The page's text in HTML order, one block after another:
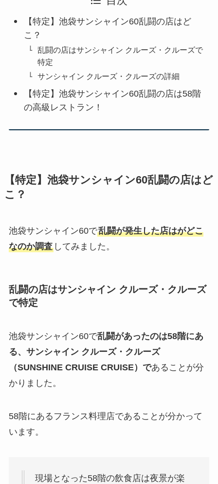
【特定】池袋サンシャイン60乱闘の店はど
こ？
乱闘の店はサンシャイン クルーズ・クルーズで
特定
サンシャイン クルーズ・クルーズの詳細
【特定】池袋サンシャイン60乱闘の店は58階
の高級レストラン！
【特定】池袋サンシャイン60乱闘の店はど
こ？
池袋サンシャイン60で乱闘が発生した店はがどこ
なのか調査してみました。
乱闘の店はサンシャイン クルーズ・クルーズ
で特定
池袋サンシャイン60で乱闘があったのは58階にあ
る、サンシャイン クルーズ・クルーズ
（SUNSHINE CRUISE CRUISE）であることが分
かりました。
58階にあるフランス料理店であることが分かって
います。
現場となった58階の飲食店は夜景が楽